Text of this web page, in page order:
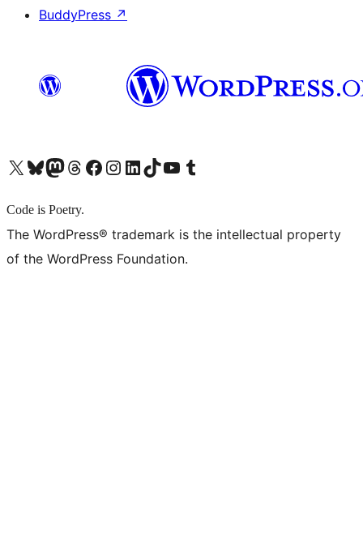
BuddyPress ↗
X (旧 Twitter) アカウントへBluesky アカウントへMastodon アカウントへThreads アカウントへ Facebook ページへInstagram アカウントへ LinkedIn アカウントへTikTok アカウントへYouTube チャンネルへ Tumblr アカウントへ
Code is Poetry.
The WordPress® trademark is the intellectual property
of the WordPress Foundation.